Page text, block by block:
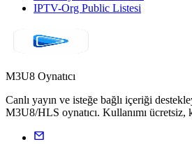
IPTV-Org Public Listesi
M3U8 Oynatıcı
Canlı yayın ve isteğe bağlı içeriği
M3U8/HLS oynatıcı. Kullanımı ücretsiz,